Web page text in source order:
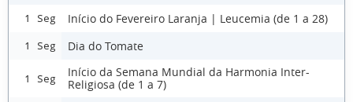
1 Seg Início do Fevereiro Laranja | Leucemia (de 1 a 28)
1 Seg Dia do Tomate
1 Seg
Início da Semana Mundial da Harmonia Inter-
Religiosa (de 1 a 7)